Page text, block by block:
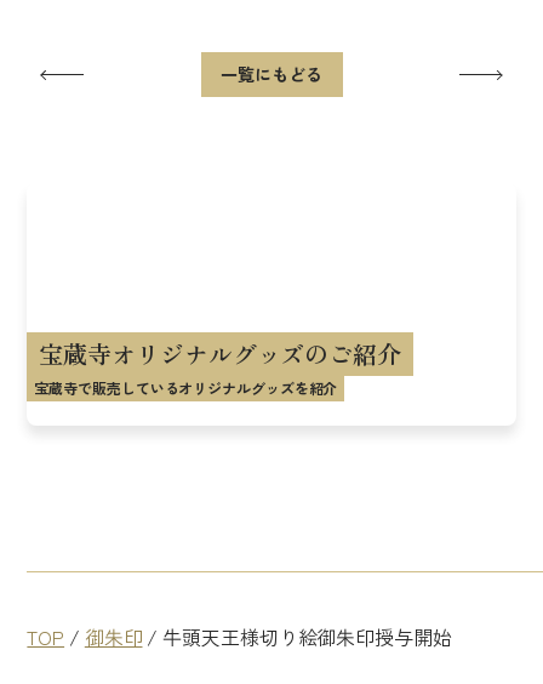
一覧にもどる
宝蔵寺オリジナルグッズのご紹介
宝蔵寺で販売しているオリジナルグッズを紹介
TOP / 御朱印 /牛頭天王様切り絵御朱印授与開始